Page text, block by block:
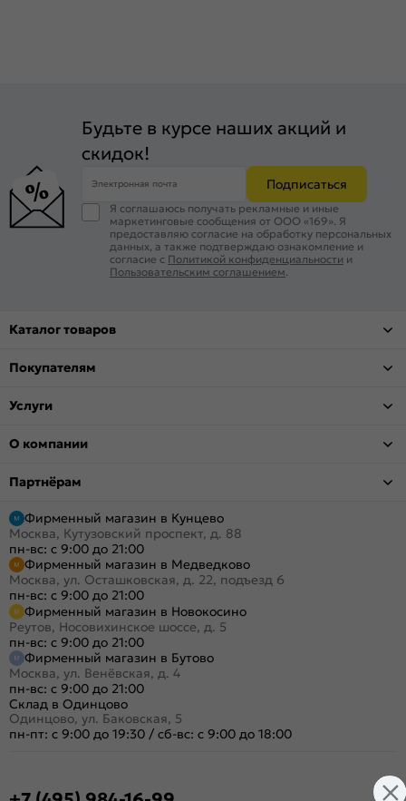
Будьте в курсе наших акций и
скидок!
Электронная почта Подписаться
Я соглашаюсь получать рекламные и иные
маркетинговые сообщения от ООО «169». Я
предоставляю согласие на обработку персональных
данных, а также подтверждаю ознакомление и
согласие с Политикой конфиденциальности и
Пользовательским соглашением
Каталог товаров
Покупателям
Услуги
О компании
Партнёрам
Фирменный магазин в Кунцево
Москва, Кутузовский проспект, д. 88
пн-вс: с 9:00 до 21:00
Фирменный магазин в Медведково
Москва, ул. Осташковская, д. 22, подъезд 6
пн-вс: с 9:00 до 21:00
Фирменный магазин в Новокосино
Реутов, Носовихинское шоссе, д. 5
пн-вс: с 9:00 до 21:00
Фирменный магазин в Бутово
Москва, ул. Венёвская, д. 4
пн-вс: с 9:00 до 21:00
Склад в Одинцово
Одинцово, ул. Баковская, 5
пн-пт: с 9:00 до 19:30 / сб-вс: с 9:00 до 18:00